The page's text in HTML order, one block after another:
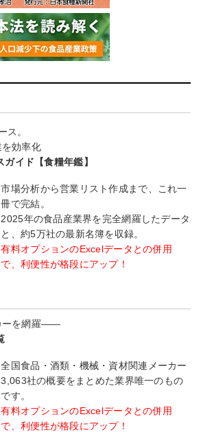
ス。
効率化
イド【食糧年鑑】
市場分析から営業リスト作成まで、これ一
冊で完結。
2025年の食品産業界を完全網羅したデータ
と、約5万社の最新名簿を収録。
有料オプションのExcelデータとの併用
で、利便性が格段にアップ！
ーを網羅――
全国食品・酒類・機械・資材関連メーカー
3,063社の概要をまとめた業界唯一のもの
です。
有料オプションのExcelデータとの併用
で、利便性が格段にアップ！